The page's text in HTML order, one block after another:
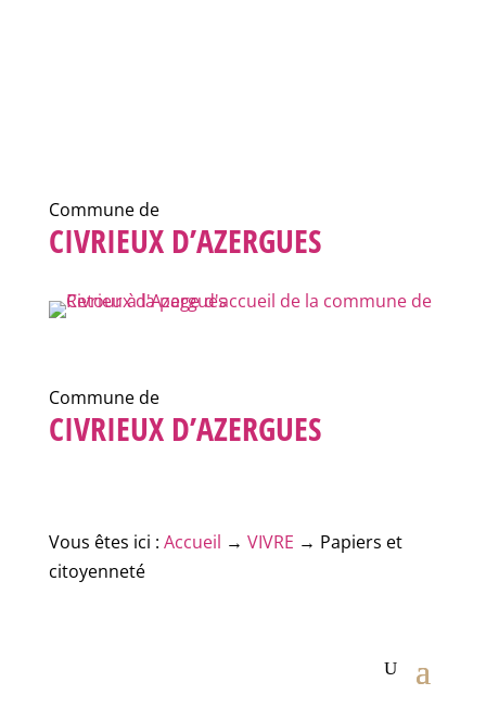
Commune de
CIVRIEUX D’AZERGUES
Commune de
CIVRIEUX D’AZERGUES
Vous êtes ici : Accueil → VIVRE → Papiers et
citoyenneté